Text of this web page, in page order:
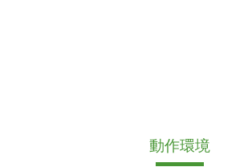
動作環境